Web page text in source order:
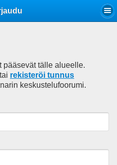
pääsevät tälle alueelle.
rekisteröi tunnus
keskustelufoorumi.